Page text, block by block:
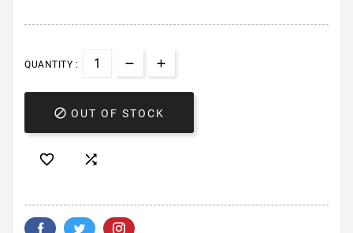
QUANTITY :
 OUT OF STOCK
 